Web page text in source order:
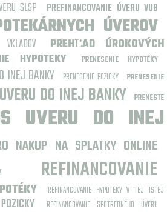
SLSP PREFINANCOVANIE ÚVERU VUB
ÚVEROV
PREHĽAD ÚROKOVÝCH
HYPOTEKY PRENESENIE HYPOTÉKY
INEJ BANKY PRENESENIE POZICKY
PRENESENIE
DO INEJ BANKY
PRENESTE
UVERU DO INEJ
NAKUP NA SPLATKY ONLINE
REFINANCOVANIE
REFINANCOVANIE HYPOTEKY V TEJ ISTEJ
REFINANCOVANIE SPOTREBNÉHO ÚVERU